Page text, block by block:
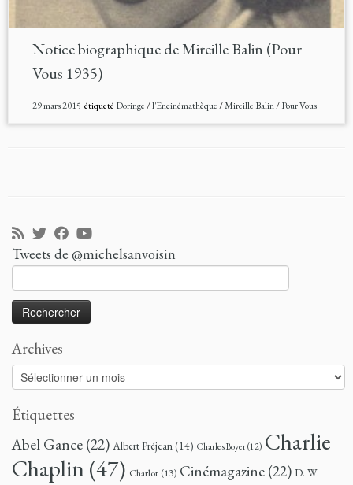
Notice biographique de Mireille Balin (Pour
Vous 1935)
29 mars 2015 étiqueté Doringe/l'Encinémathèque/Mireille Balin/Pour Vous
Tweets de @michelsanvoisin
Archives
Archives
Étiquettes
Abel Gance(22) Albert Préjean(14) Charles Boyer(12) Charlie
Chaplin(47) Charlot (13) Cinémagazine(22) D. W.